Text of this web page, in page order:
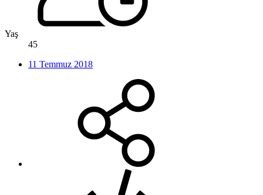
Yaş
45
11 Temmuz 2018